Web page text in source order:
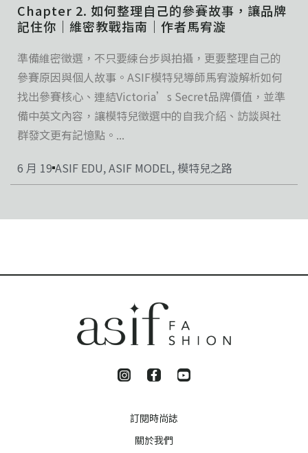
Chapter 2. 如何整理自己的參賽故事，讓品牌
記住你｜維密教戰指南｜作者馬宥漩
準備維密徵選，不只要練台步與拍攝，更要整理自己的
參賽原因與個人故事。ASIF模特兒導師馬宥漩解析如何
找出參賽核心、連結Victoria’s Secret品牌價值，並準
備中英文內容，讓模特兒徵選中的自我介紹、訪談與社
群發文更有記憶點。...
6 月 19 ASIF EDU,ASIF MODEL,模特兒之路
訂閱時尚誌
關於我們